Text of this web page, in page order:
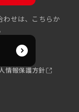
わせは、こちらか
情報保護方針